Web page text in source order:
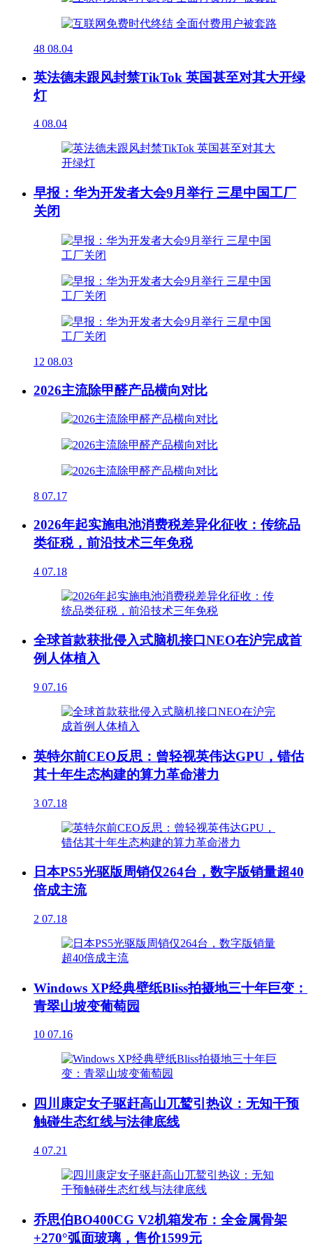
48 08.04
英法德未跟风封禁TikTok 英国甚至对其大开绿
灯
4 08.04
早报：华为开发者大会9月举行 三星中国工厂
关闭
12 08.03
2026主流除甲醛产品横向对比
8 07.17
2026年起实施电池消费税差异化征收：传统品
类征税，前沿技术三年免税
4 07.18
全球首款获批侵入式脑机接口NEO在沪完成首
例人体植入
9 07.16
英特尔前CEO反思：曾轻视英伟达GPU，错估
其十年生态构建的算力革命潜力
3 07.18
日本PS5光驱版周销仅264台，数字版销量超40
倍成主流
2 07.18
Windows XP经典壁纸Bliss拍摄地三十年巨变：
青翠山坡变葡萄园
10 07.16
四川康定女子驱赶高山兀鹫引热议：无知干预
触碰生态红线与法律底线
4 07.21
乔思伯BO400CG V2机箱发布：全金属骨架
+270°弧面玻璃，售价1599元